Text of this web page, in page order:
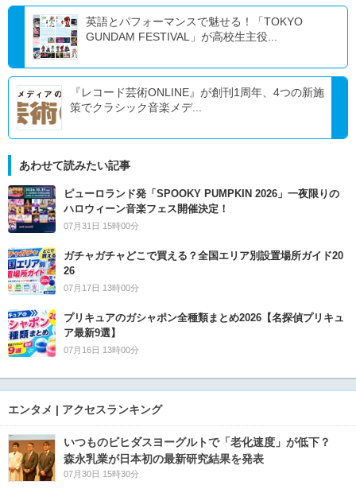
英語とパフォーマンスで魅せる！「TOKYO
GUNDAM FESTIVAL」が高校生主役...
『レコード芸術ONLINE』が創刊1周年、4つの新施
策でクラシック音楽メデ...
あわせて読みたい記事
ピューロランド発「SPOOKY PUMPKIN 2026」一夜限りの
ハロウィーン音楽フェス開催決定！
07月31日 15時00分
ガチャガチャどこで買える？全国エリア別設置場所ガイド20
26
07月17日 13時00分
プリキュアのガシャポン全種類まとめ2026【名探偵プリキュ
ア最新9選】
07月16日 13時00分
エンタメ | アクセスランキング
いつものビヒダスヨーグルトで「老化速度」が低下？
森永乳業が日本初の最新研究結果を発表
07月30日 15時30分